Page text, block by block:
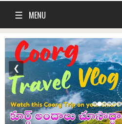
☰ MENU
❮